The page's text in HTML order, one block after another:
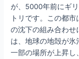
が、5000年前にギ
トリです。この都
の沈下の組み合わ
は、地球の地殻が氷
一部の場所が上昇し